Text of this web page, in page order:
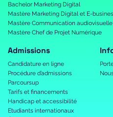
Bachelor Marketing Digital
Mastère Marketing Digital et E-
Mastère Communication
Mastère Chef de Projet Numérique
Admissions
Candidature en ligne
Procédure d’admissions
Parcoursup
Tarifs et financements
Handicap et accessibilité
Etudiants internationaux